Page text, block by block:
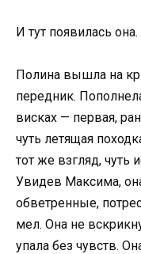
И тут появилась она.
Полина вышла на
передник.
висках — первая,
чуть летящая
тот же взгляд, чуть
Увидев Максима,
обветренные,
мел. Она не
упала без чувств.